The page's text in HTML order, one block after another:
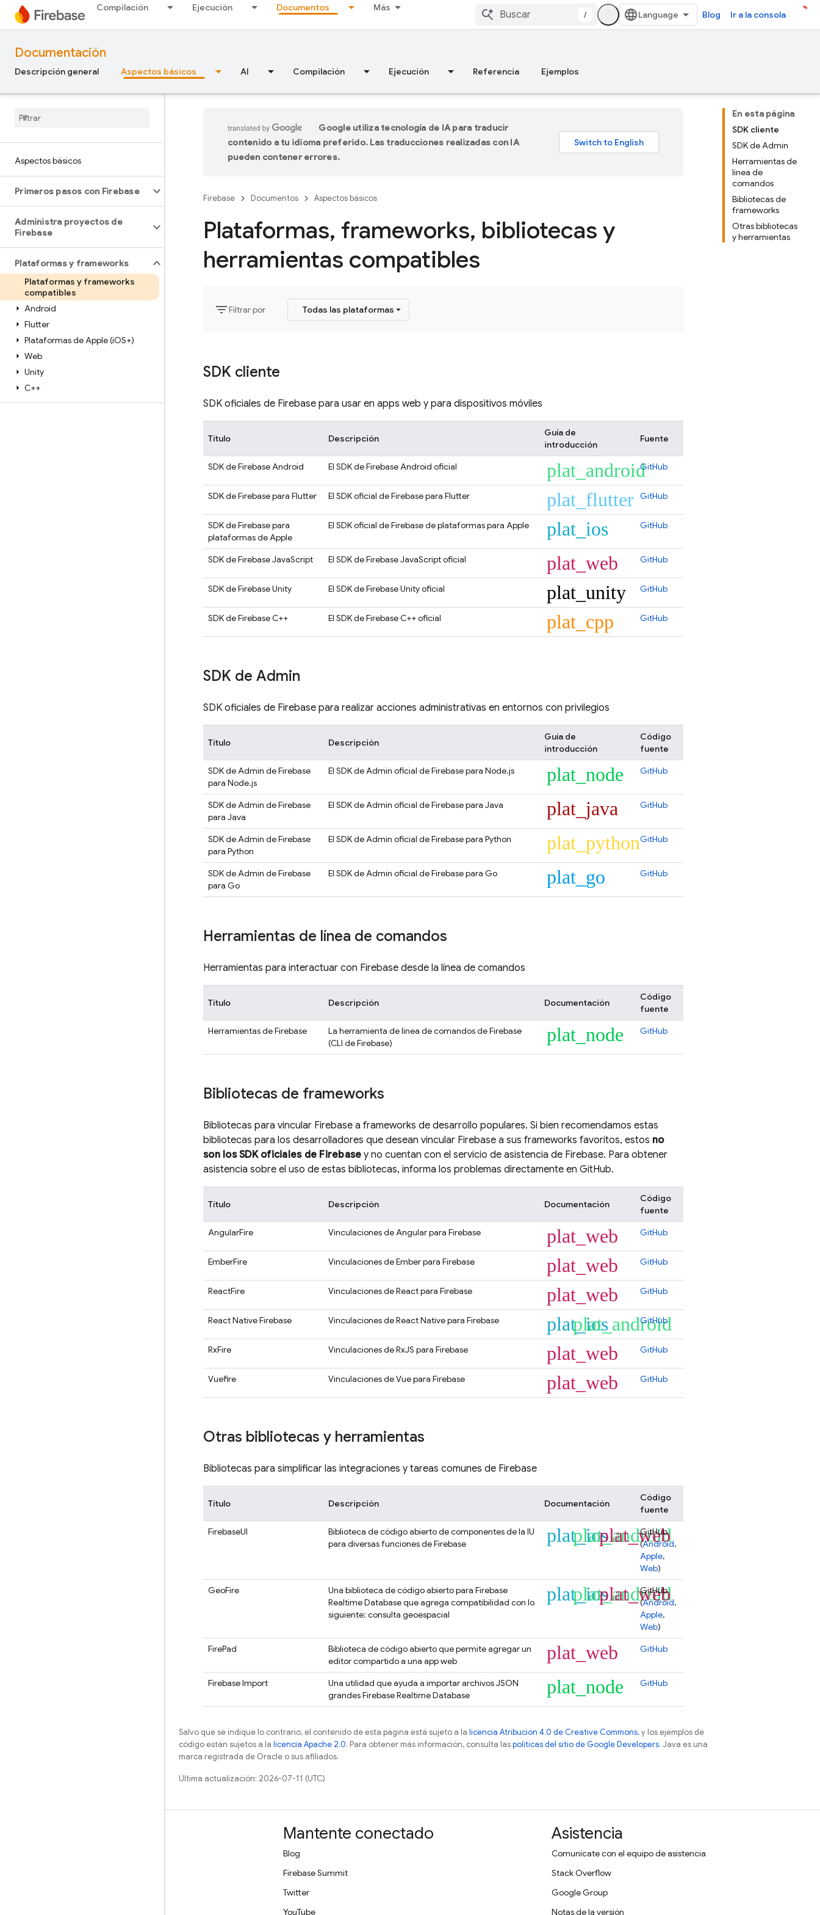
Compilación Ejecución Documentos Más
/ Blog Ir a la consola
Documentación
Descripción general Aspectos básicos AI Compilación Ejecución Referencia Ejemplos
Aspectos básicos
Primeros pasos con Firebase
Administra proyectos de
Firebase
Plataformas y frameworks
Plataformas y frameworks
compatibles
Android
Flutter
Plataformas de Apple (iOS+)
Web
Unity
C++
En esta página
SDK cliente
SDK de Admin
Herramientas de
línea de
comandos
Bibliotecas de
frameworks
Otras bibliotecas
y herramientas
Google utiliza tecnología de IA para traducir
contenido a tu idioma preferido. Las traducciones realizadas con IA
pueden contener errores.
Firebase Documentos Aspectos básicos
Plataformas, frameworks, bibliotecas y
herramientas compatibles
filter_listFiltrar por Todas las plataformas
SDK cliente
SDK oficiales de Firebase para usar en apps web y para dispositivos móviles
Título Descripción
Guía de
introducción
Fuente
SDK de Firebase Android El SDK de Firebase Android oficial plat_androidGitHub
SDK de Firebase para Flutter El SDK oficial de Firebase para Flutter plat_flutter GitHub
SDK de Firebase para
plataformas de Apple
El SDK oficial de Firebase de plataformas para Apple plat_ios GitHub
SDK de Firebase JavaScript El SDK de Firebase JavaScript oficial plat_web GitHub
SDK de Firebase Unity El SDK de Firebase Unity oficial plat_unity GitHub
SDK de Firebase C++ El SDK de Firebase C++ oficial plat_cpp GitHub
SDK de Admin
SDK oficiales de Firebase para realizar acciones administrativas en entornos con privilegios
Título Descripción
Guía de
introducción
Código
fuente
SDK de Admin de Firebase
para Node.js
El SDK de Admin oficial de Firebase para Node.js plat_node GitHub
SDK de Admin de Firebase
para Java
El SDK de Admin oficial de Firebase para Java plat_java GitHub
SDK de Admin de Firebase
para Python
El SDK de Admin oficial de Firebase para Python plat_pythonGitHub
SDK de Admin de Firebase
para Go
El SDK de Admin oficial de Firebase para Go plat_go GitHub
Herramientas de línea de comandos
Herramientas para interactuar con Firebase desde la línea de comandos
Título Descripción Documentación
Código
fuente
Herramientas de Firebase
La herramienta de línea de comandos de Firebase
(CLI deFirebase) plat_node GitHub
Bibliotecas de frameworks
Bibliotecas para vincular Firebase a frameworks de desarrollo populares. Si bien recomendamos estas
bibliotecas para los desarrolladores que desean vincular Firebase a sus frameworks favoritos, estos no
son los SDK oficiales de Firebase y no cuentan con el servicio de asistencia de Firebase. Para obtener
asistencia sobre el uso de estas bibliotecas, informa los problemas directamente en GitHub.
Título Descripción Documentación
Código
fuente
AngularFire
Vinculaciones de Angular para Firebase plat_web GitHub
EmberFire Vinculaciones de Ember para Firebase plat_web GitHub
ReactFire Vinculaciones de React para Firebase plat_web GitHub
React Native Firebase Vinculaciones de React Native para Firebase plat_ios
plat_android
GitHub
RxFire Vinculaciones de RxJS para Firebase plat_web GitHub
Vuefire Vinculaciones de Vue para Firebase plat_web GitHub
Otras bibliotecas y herramientas
Bibliotecas para simplificar las integraciones y tareas comunes de Firebase
Título Descripción Documentación
Código
fuente
FirebaseUI
Biblioteca de código abierto de componentes de la IU
para diversas funciones de Firebase
plat_ios
plat_android
plat_web
GitHub
(Android,
Apple,
Web)
GeoFire
Una biblioteca de código abierto para Firebase
Realtime Databaseque agrega compatibilidad con lo
siguiente: consulta geoespacial
plat_ios
plat_android
plat_web
GitHub
(Android,
Apple,
Web)
FirePad
Biblioteca de código abierto que permite agregar un
editor compartido a una app web
plat_web GitHub
Firebase Import
Una utilidad que ayuda a importar archivos JSON
grandesFirebase Realtime Database plat_node GitHub
Salvo que se indique lo contrario, el contenido de esta página está sujeto a la licencia Atribución 4.0 de Creative Commons, y los ejemplos de
código están sujetos a la licencia Apache 2.0. Para obtener más información, consulta laspolíticas del sitio de Google Developers. Java es una
marca registrada de Oracle o sus afiliados.
Última actualización: 2026-07-11 (UTC)
Mantente conectado
Blog
Firebase Summit
Twitter
YouTube
Asistencia
Comunícate con el equipo de asistencia
Stack Overflow
Google Group
Notas de la versión